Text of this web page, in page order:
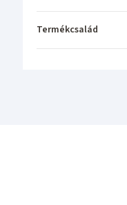
Termékcsalád